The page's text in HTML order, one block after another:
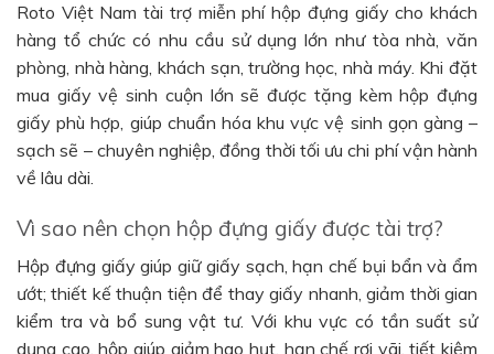
Roto Việt Nam tài trợ miễn phí hộp đựng giấy cho khách
hàng tổ chức có nhu cầu sử dụng lớn như tòa nhà, văn
phòng, nhà hàng, khách sạn, trường học, nhà máy. Khi đặt
mua giấy vệ sinh cuộn lớn sẽ được tặng kèm hộp đựng
giấy phù hợp, giúp chuẩn hóa khu vực vệ sinh gọn gàng –
sạch sẽ – chuyên nghiệp, đồng thời tối ưu chi phí vận hành
về lâu dài.
Vì sao nên chọn hộp đựng giấy được tài trợ?
Hộp đựng giấy giúp giữ giấy sạch, hạn chế bụi bẩn và ẩm
ướt; thiết kế thuận tiện để thay giấy nhanh, giảm thời gian
kiểm tra và bổ sung vật tư. Với khu vực có tần suất sử
dụng cao, hộp giúp giảm hao hụt, hạn chế rơi vãi, tiết kiệm